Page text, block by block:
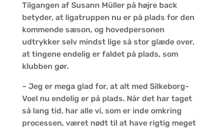
Tilgangen af Susann Müller på højre back
betyder, at ligatruppen nu er på plads for den
kommende sæson, og hovedpersonen
udtrykker selv mindst lige så stor glæde over,
at tingene endelig er faldet på plads, som
klubben gør.
– Jeg er mega glad for, at alt med Silkeborg-
Voel nu endelig er på plads. Når det har taget
så lang tid, har alle vi, som er inde omkring
processen, været nødt til at have rigtig meget